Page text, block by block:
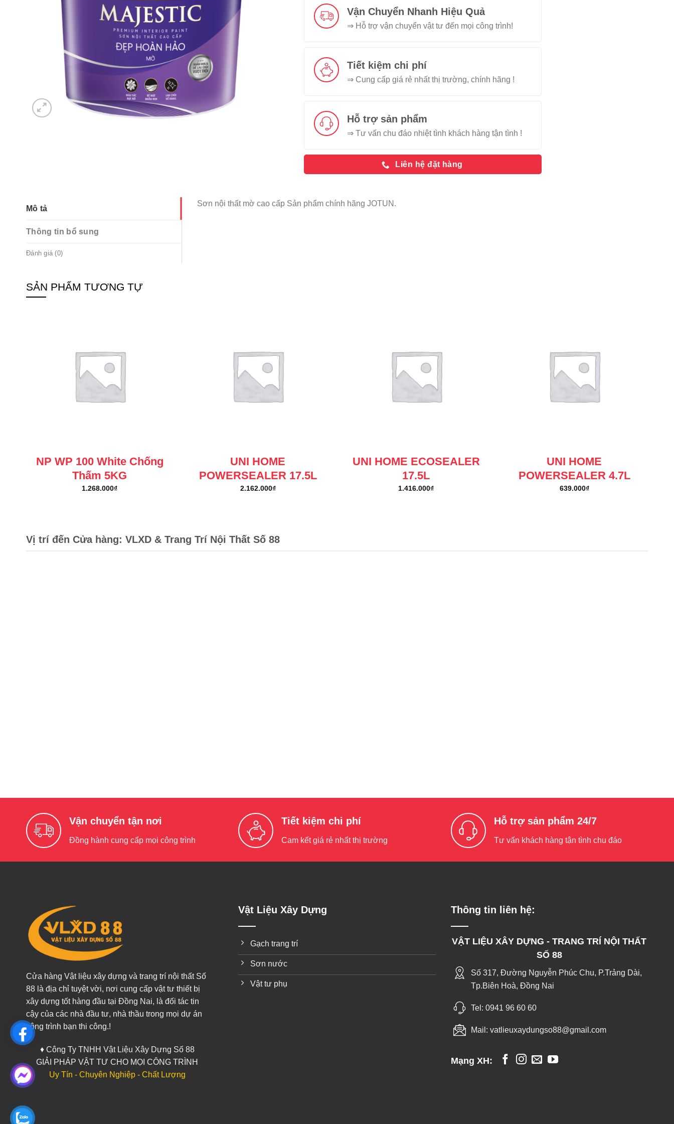
Vận Chuyển Nhanh Hiệu Quả
⇒ Hỗ trợ vận chuyển vật tư đến mọi công trình!
Tiết kiệm chi phí
⇒ Cung cấp giá rẻ nhất thị trường, chính hãng !
Hỗ trợ sản phẩm
⇒ Tư vấn chu đáo nhiệt tình khách hàng tận tình !
Liên hệ đặt hàng
Mô tả
Thông tin bổ sung
Đánh giá (0)
Sơn nội thất mờ cao cấp Sản phẩm chính hãng JOTUN.
SẢN PHẨM TƯƠNG TỰ
NP WP 100 White Chống
Thấm 5KG
1.268.000₫
UNI HOME
POWERSEALER 17.5L
2.162.000₫
UNI HOME ECOSEALER
17.5L
1.416.000₫
UNI HOME
POWERSEALER 4.7L
639.000₫
Vị trí đến Cửa hàng: VLXD & Trang Trí Nội Thất Số 88
Vận chuyển tận nơi
Đồng hành cung cấp mọi công trình
Tiết kiệm chi phí
Cam kết giá rẻ nhất thị trường
Hỗ trợ sản phẩm 24/7
Tư vấn khách hàng tận tình chu đáo
Cửa hàng Vật liệu xây dựng và trang trí nội thất Số
88 là địa chỉ tuyệt vời, nơi cung cấp vật tư thiết bị
xây dựng tốt hàng đầu tại Đồng Nai, là đối tác tin
cậy của các nhà đầu tư, nhà thầu trong mọi dự án
công trình bạn thi công.!
♦ Công Ty TNHH Vật Liệu Xây Dựng Số 88
GIẢI PHÁP VẬT TƯ CHO MỌI CÔNG TRÌNH
Uy Tín - Chuyên Nghiệp - Chất Lượng
Vật Liệu Xây Dựng
Gạch trang trí
Sơn nước
Vật tư phụ
Thông tin liên hệ:
VẬT LIỆU XÂY DỰNG - TRANG TRÍ NỘI THẤT
SỐ 88
Số 317, Đường Nguyễn Phúc Chu, P.Trảng Dài,
Tp.Biên Hoà, Đồng Nai
Tel: 0941 96 60 60
Mail: vatlieuxaydungso88@gmail.com
Mạng XH: